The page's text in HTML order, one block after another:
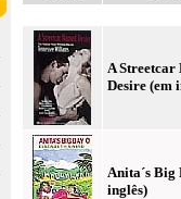
A Streetcar
Desire (em
Anita´s Big
inglês)